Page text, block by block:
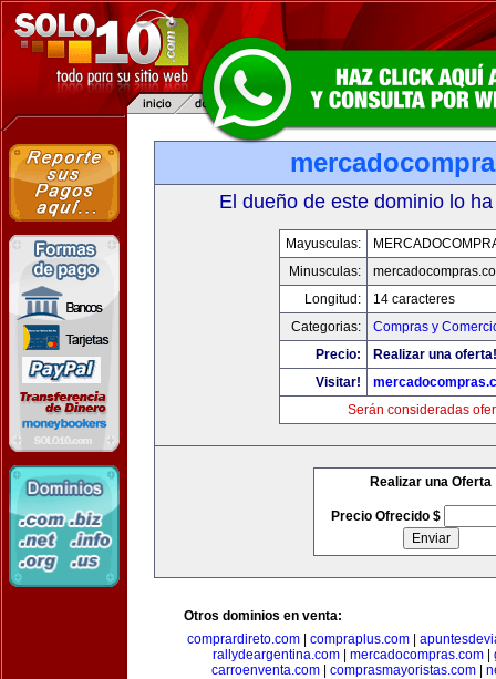
El dueño de este dominio lo
Mayusculas:
Minusculas:
Longitud:
14 caracteres
Categorias:
Compras y
Precio:
Realizar una oferta!
Visitar!
Serán consideradas
Realizar una Oferta
Precio Ofrecido $
Otros dominios en venta:
comprardireto.com
compraplus.com
rallydeargentina.com
mercadocompras.com
carroenventa.com| comprasmayoristas.com|